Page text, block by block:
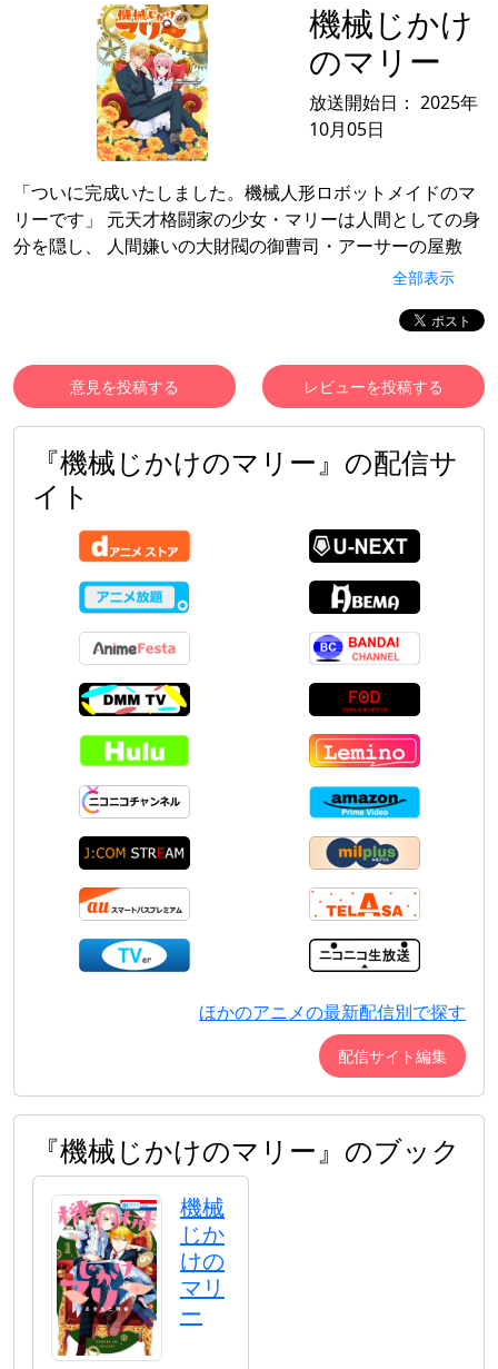
機械じかけ
のマリー
放送開始日： 2025年
10月05日
「ついに完成いたしました。機械人形ロボットメイドのマ
リーです」 元天才格闘家の少女・マリーは人間としての身
分を隠し、 人間嫌いの大財閥の御曹司・アーサーの屋敷
に“機械人形ロボットメイド”として働くことになったが…
して、持ち前の無表情を活かして職務を全うし、 アーサー
かし、マリーを溺愛するアーサーに人間だとバレるピンチ
も訪れ、日々ヒヤヒヤ、ドキドキ！ ロボットのふりをする
メイド×人間嫌いな御曹司 笑って泣けるハートフルラブコ
メディ開幕！ 嘘から始まる主従関係が、やがて思いがけな
い恋へと発展していく。
全部表示
意見を投稿する レビューを投稿する
『機械じかけのマリー』の配信サ
イト
ほかのアニメの最新配信別で探す
配信サイト編集
『機械じかけのマリー』のブック
機械
じか
けの
マリ
ー